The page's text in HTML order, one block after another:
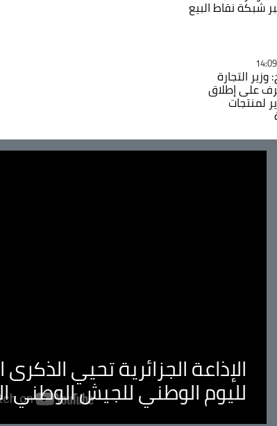
شبكة نقاط البيع
وزير التجارة
على إطلاق
لمنتجات
الإذاعة الجزائرية تحيي
لليوم الوطني للجيش الوطني